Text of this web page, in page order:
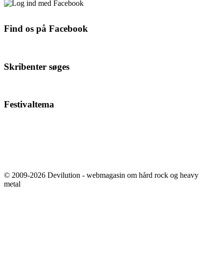
Find os på Facebook
Skribenter søges
Festivaltema
© 2009-2026 Devilution - webmagasin om hård rock og heavy
metal